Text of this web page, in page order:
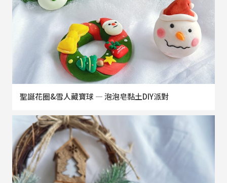
聖誕花圈&雪人藏寶球 — 泡泡皂黏土DIY派對